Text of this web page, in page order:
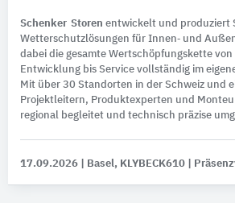
Schenker Storen entwickelt und produziert
Wetterschutzlösungen für Innen‑ und
dabei die gesamte Wertschöpfungskette von
Entwicklung bis Service vollständig im
Mit über 30 Standorten in der Schweiz und
Projektleitern, Produktexperten und
regional begleitet und technisch präzise
17.09.2026 | Basel, KLYBECK610 |